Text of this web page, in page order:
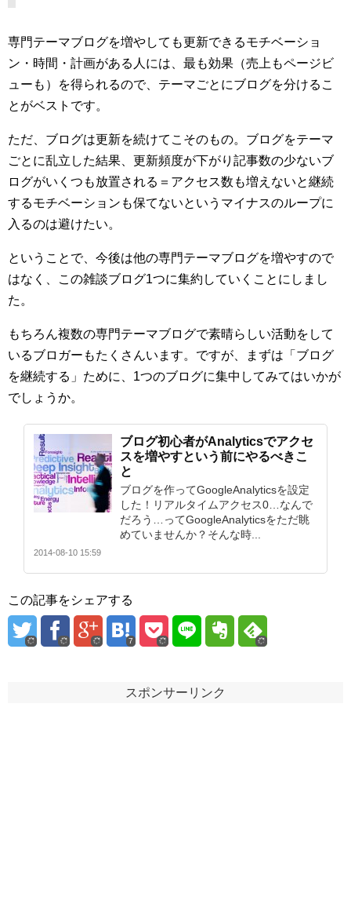
専門テーマブログを増やしても更新できるモチベーショ
ン・時間・計画がある人には、最も効果（売上もページビ
ューも）を得られるので、テーマごとにブログを分けるこ
とがベストです。
ただ、ブログは更新を続けてこそのもの。ブログをテーマ
ごとに乱立した結果、更新頻度が下がり記事数の少ないブ
ログがいくつも放置される＝アクセス数も増えないと継続
するモチベーションも保てないというマイナスのループに
入るのは避けたい。
ということで、今後は他の専門テーマブログを増やすので
はなく、この雑談ブログ1つに集約していくことにしまし
た。
もちろん複数の専門テーマブログで素晴らしい活動をして
いるブロガーもたくさんいます。ですが、まずは「ブログ
を継続する」ために、1つのブログに集中してみてはいかが
でしょうか。
ブログ初心者がAnalyticsでアクセ
スを増やすという前にやるべきこ
と
ブログを作ってGoogleAnalyticsを設定
した！リアルタイムアクセス0…なんで
だろう…ってGoogleAnalyticsをただ眺
めていませんか？そんな時...
2014-08-10 15:59
この記事をシェアする
7
スポンサーリンク